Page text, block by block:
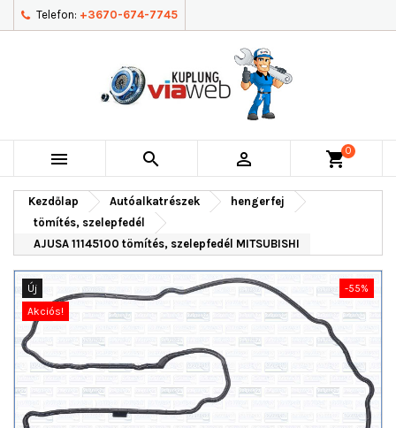
Telefon: +3670-674-7745
   shopping_cart0
Kezdőlap Autóalkatrészek
hengerfej
tömítés, szelepfedél
AJUSA 11145100 tömítés, szelepfedél MITSUBISHI
Új
-55%
Akciós!